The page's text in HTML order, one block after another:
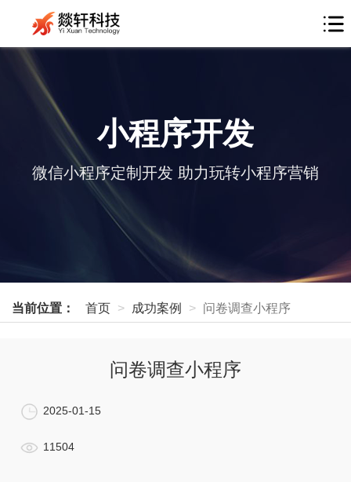
小程序开发
微信小程序定制开发 助力玩转小程序营销
当前位置： 首页 成功案例 问卷调查小程序
问卷调查小程序
2025-01-15
11504